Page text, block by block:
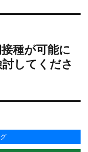
種が可能に
してくださ